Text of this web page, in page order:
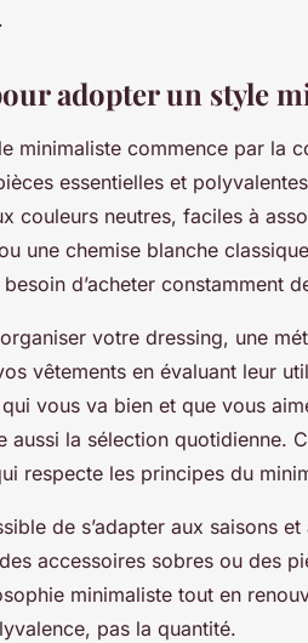
adopter un style
minimaliste commence par la
essentielles et
couleurs neutres, faciles à
une chemise blanche
d’acheter constamment
votre dressing, une
vêtements en évaluant leur
vous va bien et que vous
aussi la sélection quotidienne.
respecte les principes du
de s’adapter aux saisons
accessoires sobres ou des
minimaliste tout en
pas la quantité.